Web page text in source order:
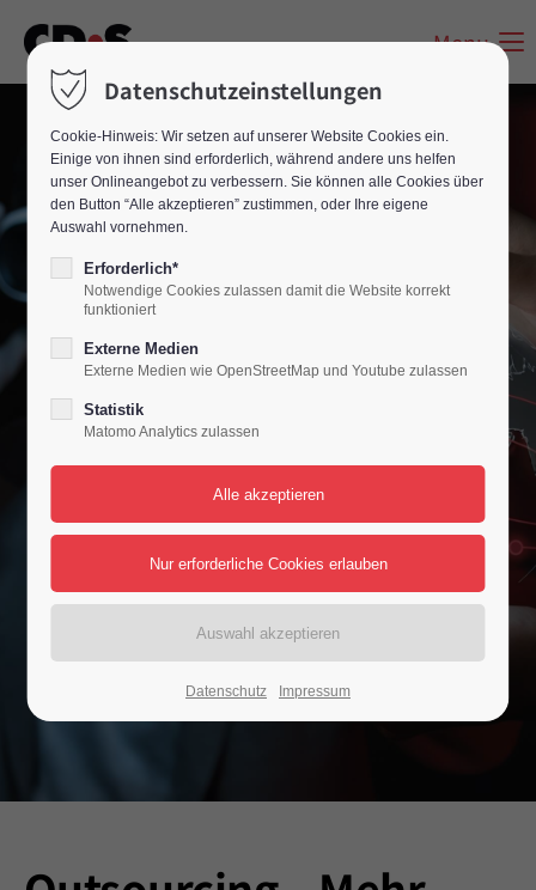
Menu
Datenschutzeinstellungen
Cookie-Hinweis: Wir setzen auf unserer Website Cookies ein.
Einige von ihnen sind erforderlich, während andere uns helfen
unser Onlineangebot zu verbessern. Sie können alle Cookies über
den Button “Alle akzeptieren” zustimmen, oder Ihre eigene
Auswahl vornehmen.
Erforderlich*
Notwendige Cookies zulassen damit die Website korrekt
funktioniert
Externe Medien
Externe Medien wie OpenStreetMap und Youtube zulassen
Statistik
Matomo Analytics zulassen
Datenschutz Impressum